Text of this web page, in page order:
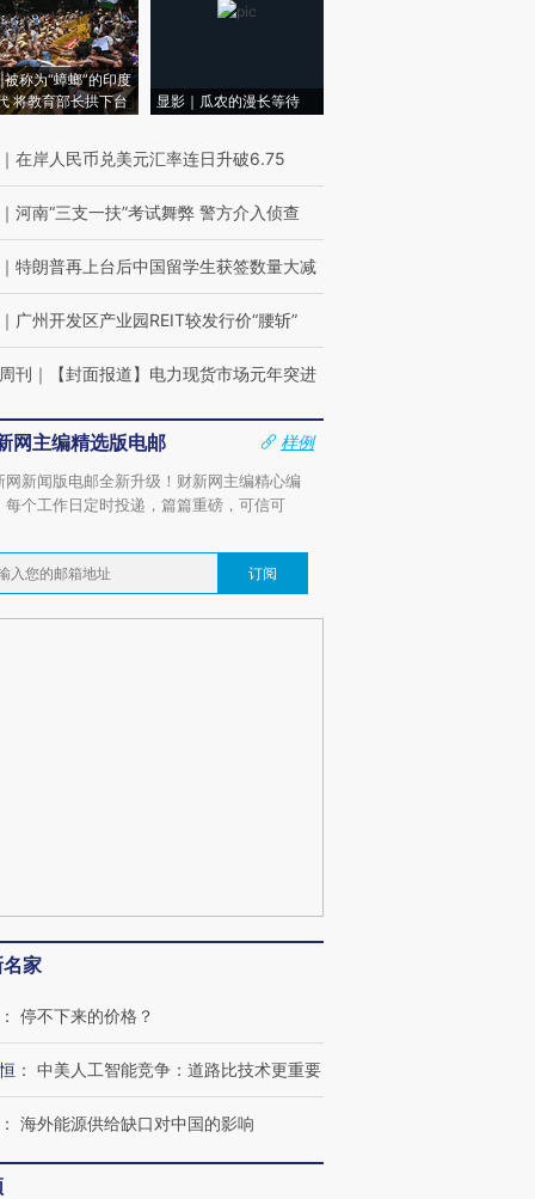
称为“蟑螂”的印度
将教育部长拱下台
显影｜瓜农的漫长等待
｜ 在岸人民币兑美元汇率连日升破6.75
｜ 河南“三支一扶”考试舞弊 警方介入侦查
｜ 特朗普再上台后中国留学生获签数量大减
｜ 广州开发区产业园REIT较发行价“腰斩”
刊 ｜ 【封面报道】电力现货市场元年突进
网主编精选版电邮
样例
网新闻版电邮全新升级！财新网主编精心编
每个工作日定时投递，篇篇重磅，可信可
订阅
家
： 停不下来的价格？
： 中美人工智能竞争：道路比技术更重要
： 海外能源供给缺口对中国的影响